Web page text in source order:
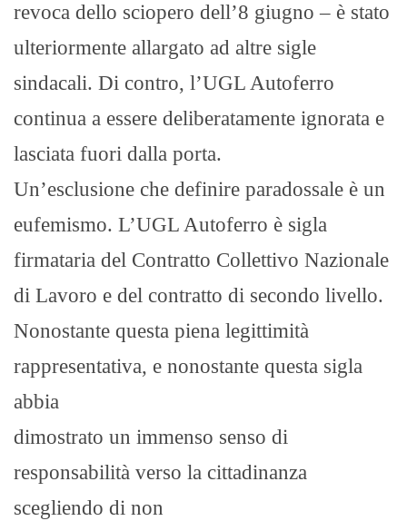
revoca dello sciopero dell’8 giugno – è stato
ulteriormente allargato ad altre sigle
sindacali. Di contro, l’UGL Autoferro
continua a essere deliberatamente ignorata e
lasciata fuori dalla porta.
Un’esclusione che definire paradossale è un
eufemismo. L’UGL Autoferro è sigla
firmataria del Contratto Collettivo Nazionale
di Lavoro e del contratto di secondo livello.
Nonostante questa piena legittimità
rappresentativa, e nonostante questa sigla
abbia
dimostrato un immenso senso di
responsabilità verso la cittadinanza
scegliendo di non